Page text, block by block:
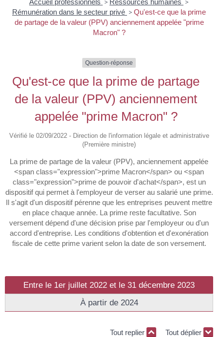
Accueil professionnels > Ressources humaines >
Rémunération dans le secteur privé > Qu'est-ce que la prime
de partage de la valeur (PPV) anciennement appelée "prime
Macron" ?
Question-réponse
Qu'est-ce que la prime de partage
de la valeur (PPV) anciennement
appelée "prime Macron" ?
Vérifié le 02/09/2022 - Direction de l'information légale et administrative
(Première ministre)
La prime de partage de la valeur (PPV), anciennement appelée
<span class="expression">prime Macron</span> ou <span
class="expression">prime de pouvoir d'achat</span>, est un
dispositif qui permet à l'employeur de verser au salarié une prime.
Il s'agit d'un dispositif pérenne que les entreprises peuvent mettre
en place chaque année. La prime reste facultative. Son
versement dépend d'une décision prise par l'employeur ou d'un
accord d'entreprise. Les conditions d'obtention et d'exonération
fiscale de cette prime varient selon la date de son versement.
Entre le 1er juillet 2022 et le 31 décembre 2023
À partir de 2024
Tout replier Tout déplier